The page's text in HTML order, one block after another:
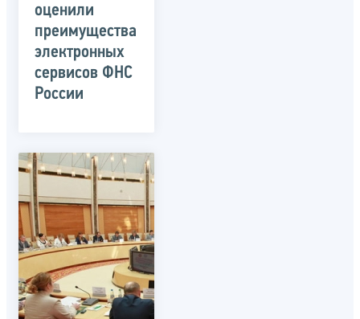
оценили
преимущества
электронных
сервисов ФНС
России